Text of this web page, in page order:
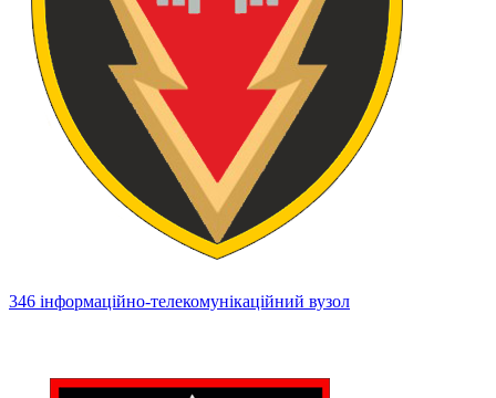
346 інформаційно-телекомунікаційний вузол